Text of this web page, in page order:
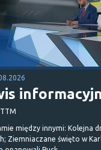
między innymi: Kolejna
Ziemniaczane święto w